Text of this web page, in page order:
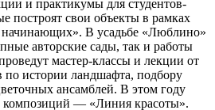
и практикумы для студентов-
построят свои объекты в рамках
В усадьбе «Люблино»
авторские сады, так и работы
мастер-классы и лекции от
по истории ландшафта, подбору
ансамблей. В этом году
композиций — «Линия красоты».